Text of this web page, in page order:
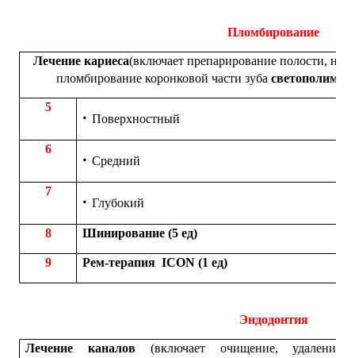
Пломбирование
Лечение кариеса(включает препарирование полости,
пломбирование коронковой части зуба
5
Поверхностный
6
Средний
7
Глубокий
8 Шинирование (5 ед)
9 Рем-терапия ICON (1 ед)
Эндодонтия
Лечение каналов (включает очищение, удаление